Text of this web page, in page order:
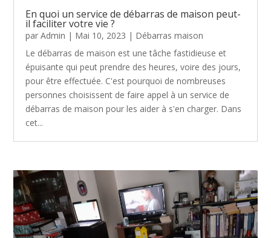
En quoi un service de débarras de maison peut-
il faciliter votre vie ?
parAdmin | Mai 10, 2023 | Débarras maison
Le débarras de maison est une tâche fastidieuse et
épuisante qui peut prendre des heures, voire des jours,
pour être effectuée. C'est pourquoi de nombreuses
personnes choisissent de faire appel à un service de
débarras de maison pour les aider à s'en charger. Dans
cet...